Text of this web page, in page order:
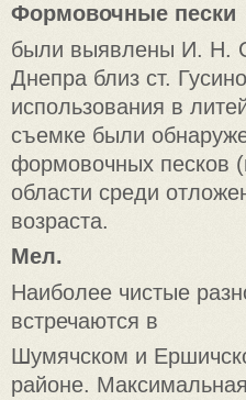
Формовочные пески
были выявлены И. Н.
Днепра близ ст.
использования в
съемке были
формовочных песков
области среди
возраста.
Мел.
Наиболее чистые
встречаются в
Шумячском и
районе.